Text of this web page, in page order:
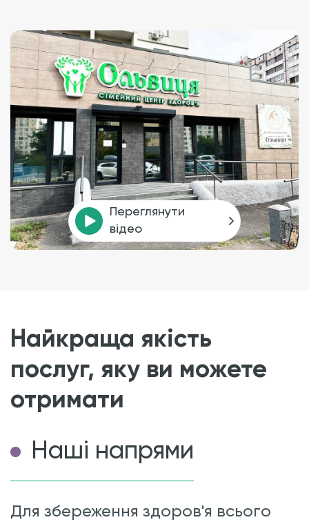
Переглянути
відео
Найкраща якість
послуг, яку ви можете
отримати
Наші напрями
Для збереження здоров'я всього